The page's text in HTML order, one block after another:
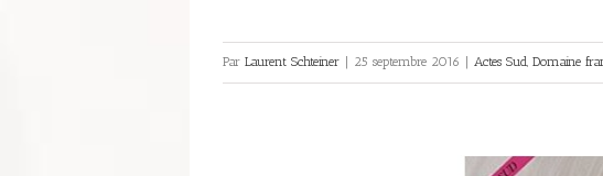
Par Laurent Schteiner 25 septembre 2016 Actes Sud, Domaine